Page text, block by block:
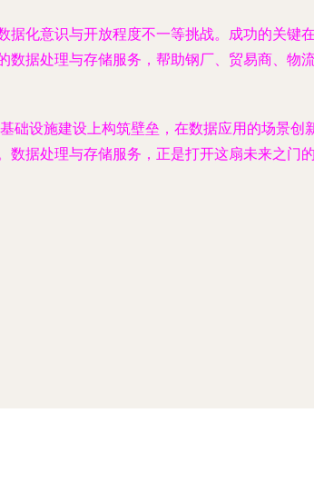
据化意识与开放程度不一等挑战。成功的关键
数据处理与存储服务，帮助钢厂、贸易商、物
础设施建设上构筑壁垒，在数据应用的场景创
据处理与存储服务，正是打开这扇未来之门的